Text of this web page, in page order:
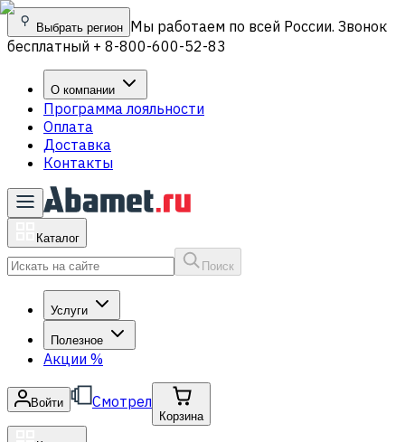
Выбрать регион Мы работаем по всей России. Звонок
бесплатный + 8-800-600-52-83
О компании
Программа лояльности
Оплата
Доставка
Контакты
Каталог
Поиск
Услуги
Полезное
Акции %
Войти Смотрел
Корзина